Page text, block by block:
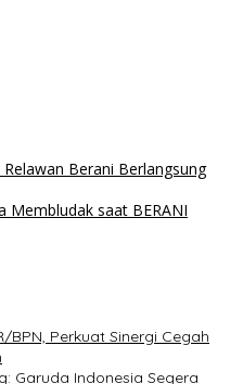
Berani Berlangsung
Membludak saat BERANI
BPN, Perkuat Sinergi Cegah
Garuda Indonesia Segera